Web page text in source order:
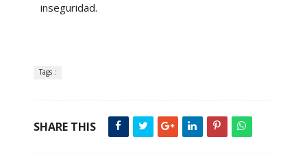
inseguridad.
Tags :
SHARE THIS